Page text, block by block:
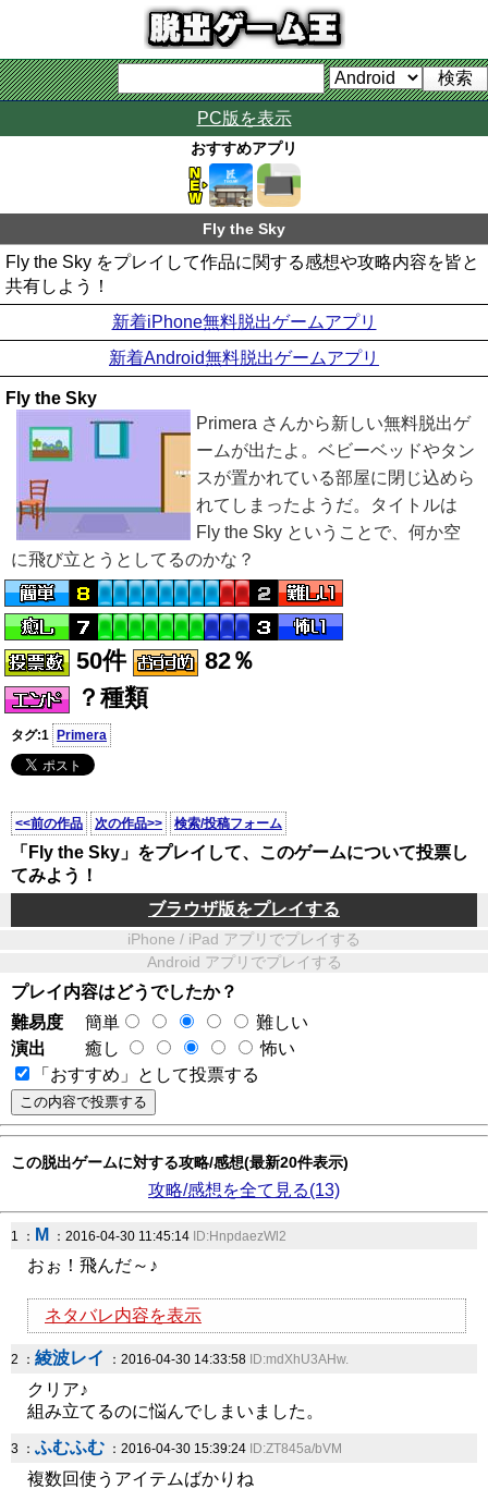
PC版を表示
おすすめアプリ
Fly the Sky
Fly the Sky をプレイして作品に関する感想や攻略内容を皆と
共有しよう！
新着iPhone無料脱出ゲームアプリ
新着Android無料脱出ゲームアプリ
Fly the Sky
Primera さんから新しい無料脱出ゲ
ームが出たよ。ベビーベッドやタン
スが置かれている部屋に閉じ込めら
れてしまったようだ。タイトルは
Fly the Sky ということで、何か空
に飛び立とうとしてるのかな？
50件
82％
？種類
タグ:1 Primera
<<前の作品 次の作品>> 検索/投稿フォーム
「Fly the Sky」をプレイして、このゲームについて投票し
てみよう！
ブラウザ版をプレイする
iPhone / iPad アプリでプレイする
Android アプリでプレイする
プレイ内容はどうでしたか？
難易度
簡単
難しい
演出
癒し
怖い
「おすすめ」として投票する
この脱出ゲームに対する攻略/感想(最新20件表示)
攻略/感想を全て見る(13)
1 ： M ：2016-04-30 11:45:14 ID:HnpdaezWl2
おぉ！飛んだ～♪
ネタバレ内容を表示
2 ： 綾波レイ ：2016-04-30 14:33:58 ID:mdXhU3AHw.
クリア♪
組み立てるのに悩んでしまいました。
3 ： ふむふむ ：2016-04-30 15:39:24 ID:ZT845a/bVM
複数回使うアイテムばかりね